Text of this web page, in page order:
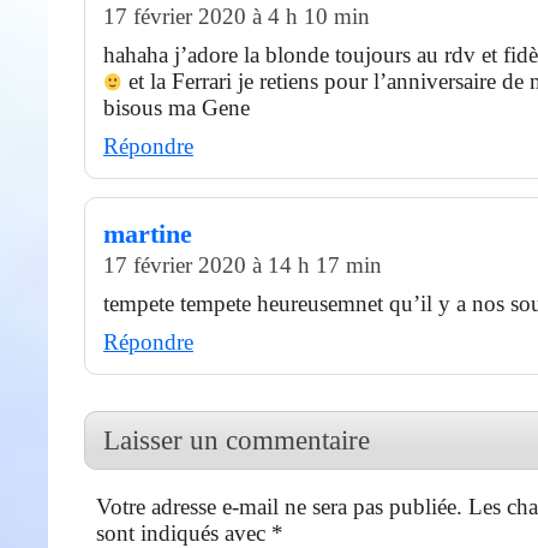
17 février 2020 à 4 h 10 min
hahaha j’adore la blonde toujours au rdv et
et la Ferrari je retiens pour l’anniversaire
bisous ma Gene
Répondre
martine
17 février 2020 à 14 h 17 min
tempete tempete heureusemnet qu’il y a nos
Répondre
Laisser un commentaire
Votre adresse e-mail ne sera pas publiée. Les
sont indiqués avec *